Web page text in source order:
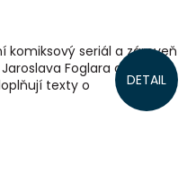
DETAIL
komiksový seriál a zároveň
Foglara od
texty o